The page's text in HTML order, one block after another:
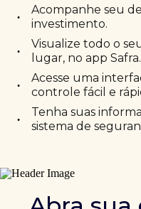
•
Acompanhe seu
investimento.
•
Visualize todo o
lugar, no app Safra.
•
Acesse uma
controle fácil e
•
Tenha suas
sistema de